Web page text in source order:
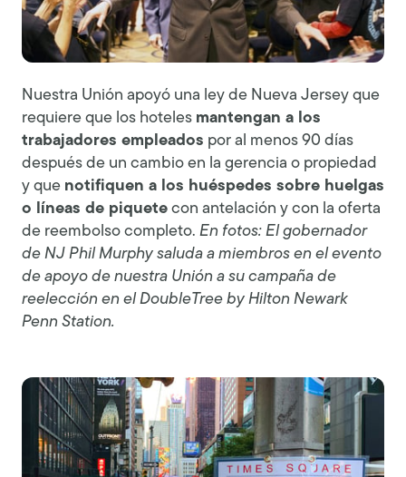
Nuestra Unión apoyó una ley de Nueva Jersey que
requiere que los hoteles mantengan a los
trabajadores empleados por al menos 90 días
después de un cambio en la gerencia o propiedad
y que notifiquen a los huéspedes sobre huelgas
o líneas de piquete con antelación y con la oferta
de reembolso completo. En fotos: El gobernador
de NJ Phil Murphy saluda a miembros en el evento
de apoyo de nuestra Unión a su campaña de
reelección en el DoubleTree by Hilton Newark
Penn Station.